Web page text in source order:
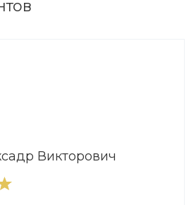
Викторович